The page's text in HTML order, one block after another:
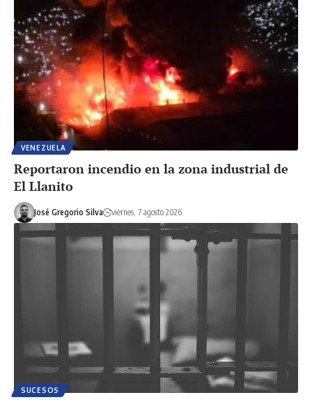
VENEZUELA
Reportaron incendio en la zona industrial de
El Llanito
José Gregorio Silva viernes, 7 agosto 2026
SUCESOS